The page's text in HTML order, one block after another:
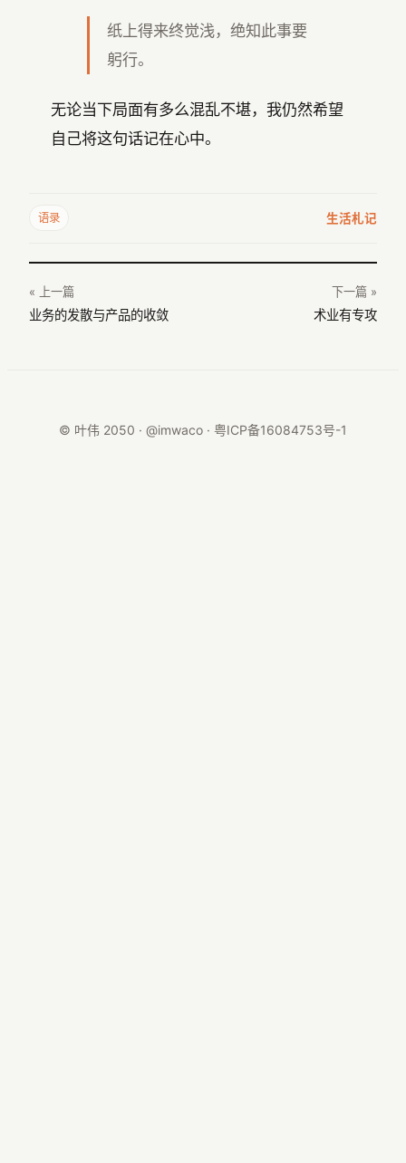
纸上得来终觉浅，绝知此事要
躬行。
无论当下局面有多么混乱不堪，我仍然希望
自己将这句话记在心中。
语录 生活札记
« 上一篇
业务的发散与产品的收敛
下一篇 »
术业有专攻
© 叶伟 2050 · @imwaco · 粤ICP备16084753号-1